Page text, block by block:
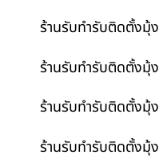
ร้านรับทำรับติดตั้งมุ้
ร้านรับทำรับติดตั้งมุ้
ร้านรับทำรับติดตั้งมุ้
ร้านรับทำรับติดตั้งมุ้